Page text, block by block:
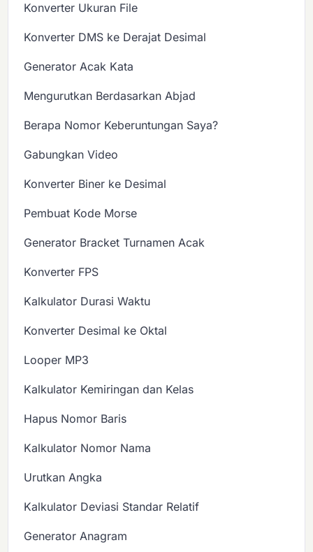
Konverter Ukuran File
Konverter DMS ke Derajat Desimal
Generator Acak Kata
Mengurutkan Berdasarkan Abjad
Berapa Nomor Keberuntungan Saya?
Gabungkan Video
Konverter Biner ke Desimal
Pembuat Kode Morse
Generator Bracket Turnamen Acak
Konverter FPS
Kalkulator Durasi Waktu
Konverter Desimal ke Oktal
Looper MP3
Kalkulator Kemiringan dan Kelas
Hapus Nomor Baris
Kalkulator Nomor Nama
Urutkan Angka
Kalkulator Deviasi Standar Relatif
Generator Anagram